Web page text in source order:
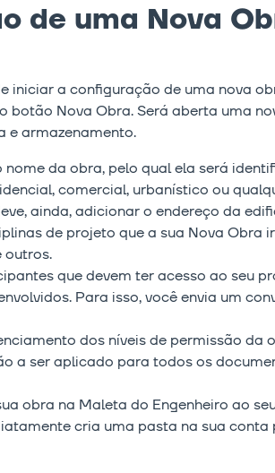
de uma Nova
iniciar a configuração de uma nova
botão Nova Obra. Será aberta uma
e armazenamento.
da obra, pelo qual ela será
comercial, urbanístico ou
ainda, adicionar o endereço da
de projeto que a sua Nova Obra
outros.
que devem ter acesso ao seu
Para isso, você envia um
dos níveis de permissão da
a ser aplicado para todos os
obra na Maleta do Engenheiro ao
cria uma pasta na sua conta